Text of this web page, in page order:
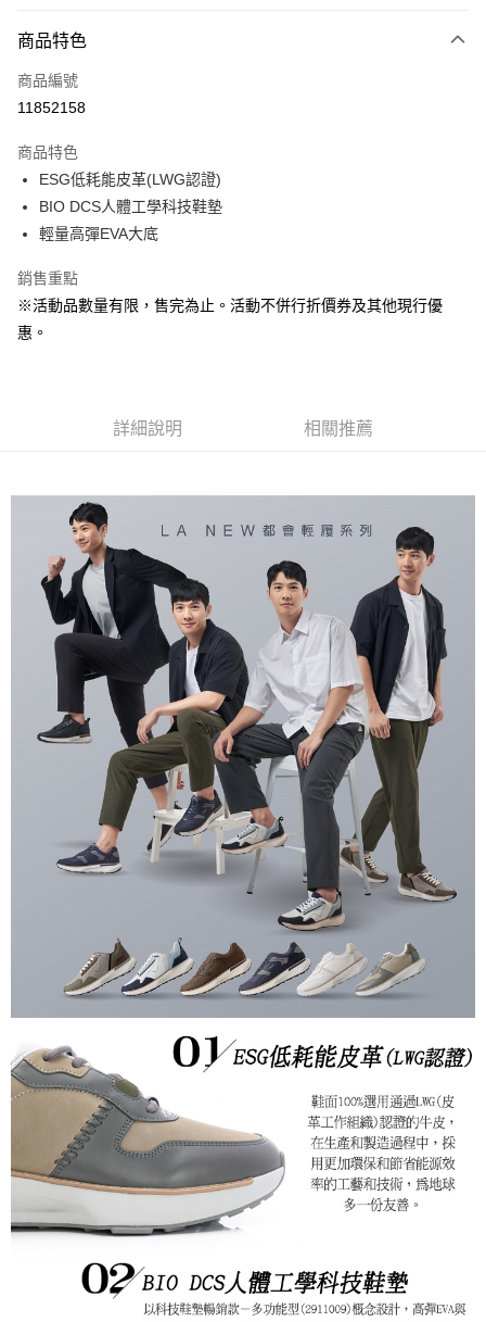
信用卡一次付款
LINE Pay
悠遊付
Google Pay
ATM付款
跨境配送 港澳、新馬
商品特色
商品編號
11852158
商品特色
ESG低耗能皮革(LWG認證)
BIO DCS人體工學科技鞋墊
輕量高彈EVA大底
銷售重點
※活動品數量有限，售完為止。活動不併行折價券及其他現行優
惠。
詳細說明 相關推薦